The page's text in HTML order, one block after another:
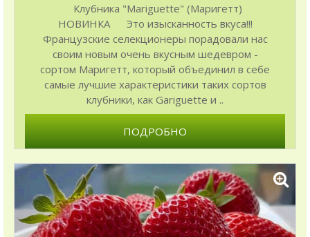
Клубника "Mariguette" (Маригетт)
НОВИНКА Это изысканность вкуса!!!
Французские селекционеры порадовали нас
своим новым очень вкусным шедевром -
сортом Маригетт, который объединил в себе
самые лучшие характеристики таких сортов
клубники, как Gariguette и ..
ПОДРОБНО